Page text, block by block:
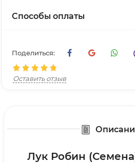
Способы оплаты
Поделиться:
Оставить отзыв
Лук Робин